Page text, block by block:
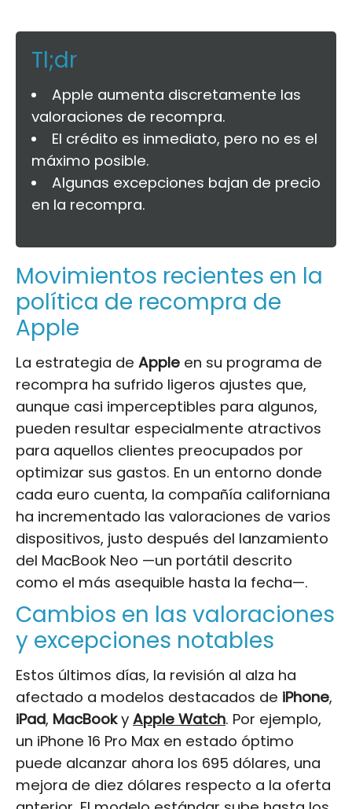
Tl;dr
Apple aumenta discretamente las
valoraciones de recompra.
El crédito es inmediato, pero no es el
máximo posible.
Algunas excepciones bajan de precio
en la recompra.
Movimientos recientes en la
política de recompra de
Apple
La estrategia de Apple en su programa de
recompra ha sufrido ligeros ajustes que,
aunque casi imperceptibles para algunos,
pueden resultar especialmente atractivos
para aquellos clientes preocupados por
optimizar sus gastos. En un entorno donde
cada euro cuenta, la compañía californiana
ha incrementado las valoraciones de varios
dispositivos, justo después del lanzamiento
del MacBook Neo —un portátil descrito
como el más asequible hasta la fecha—.
Cambios en las valoraciones
y excepciones notables
Estos últimos días, la revisión al alza ha
afectado a modelos destacados de iPhone,
iPad, MacBooky Apple Watch. Por ejemplo,
un iPhone 16 Pro Max en estado óptimo
puede alcanzar ahora los 695 dólares, una
mejora de diez dólares respecto a la oferta